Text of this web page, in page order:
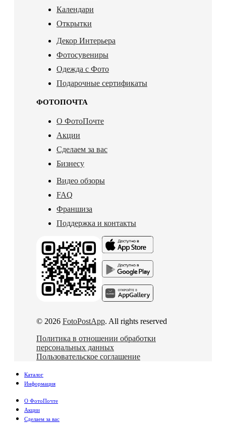
Календари
Открытки
Декор Интерьера
Фотосувениры
Одежда с Фото
Подарочные сертификаты
ФОТОПОЧТА
О ФотоПочте
Акции
Сделаем за вас
Бизнесу
Видео обзоры
FAQ
Франшиза
Поддержка и контакты
© 2026 FotoPostApp. All rights reserved
Политика в отношении обработки
персональных данных
Пользовательское соглашение
Каталог
Информация
О ФотоПочте
Акции
Сделаем за вас